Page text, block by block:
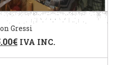
Gressi
€ IVA INC.